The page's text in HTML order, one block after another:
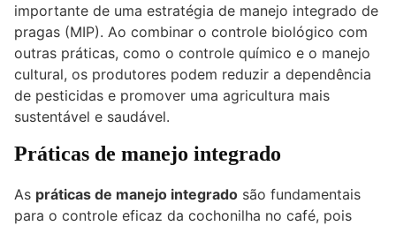
importante de uma estratégia de manejo integrado de
pragas (MIP). Ao combinar o controle biológico com
outras práticas, como o controle químico e o manejo
cultural, os produtores podem reduzir a dependência
de pesticidas e promover uma agricultura mais
sustentável e saudável.
Práticas de manejo integrado
As práticas de manejo integrado são fundamentais
para o controle eficaz da cochonilha no café, pois